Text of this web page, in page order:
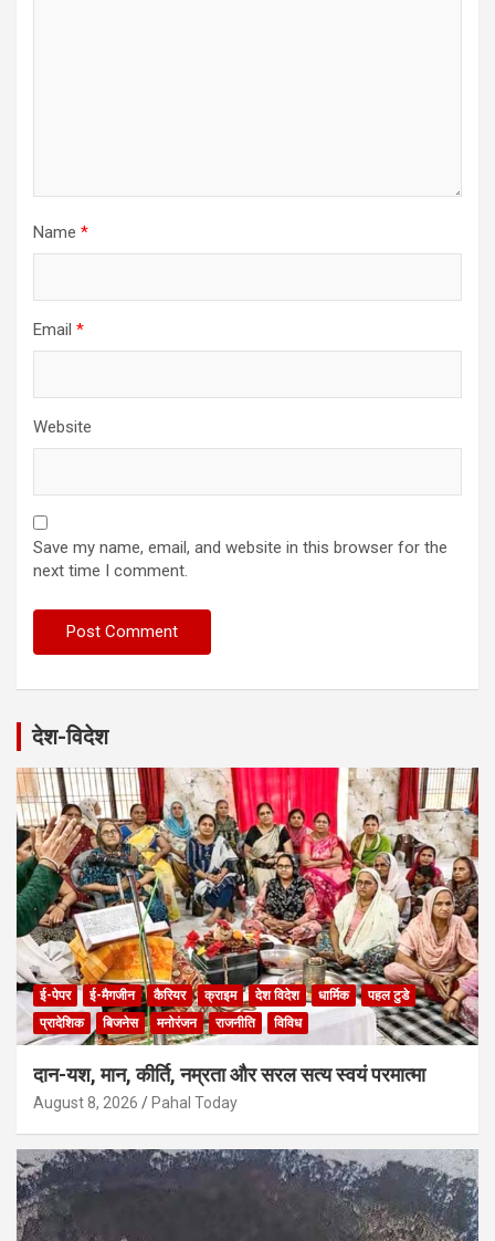
Name *
Email *
Website
Save my name, email, and website in this browser for the
next time I comment.
देश-विदेश
ई-पेपर ई-मैगजीन कैरियर क्राइम देश विदेश धार्मिक
पहल टुडे
प्रादेशिक
बिजनेस मनोरंजन राजनीति विविध
दान-यश, मान, कीर्ति, नम्रता और सरल सत्य स्वयं परमात्मा
August 8, 2026 Pahal Today